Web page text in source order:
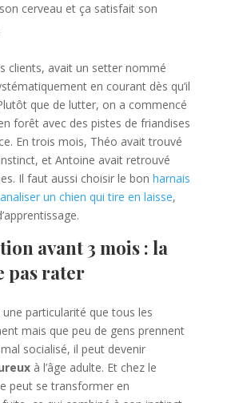
cerveau et ça satisfait son
clients, avait un setter nommé
en courant dès qu’il
que de lutter, on a commencé
forêt avec des pistes de friandises
En trois mois, Théo avait trouvé
et Antoine avait retrouvé
Il faut aussi choisir le bon harnais
un chien qui tire en laisse,
avant 3 mois : la
pas rater
particularité que tous les
mais que peu de gens prennent
mal socialisé, il peut devenir
à l’âge adulte. Et chez le
peut se transformer en